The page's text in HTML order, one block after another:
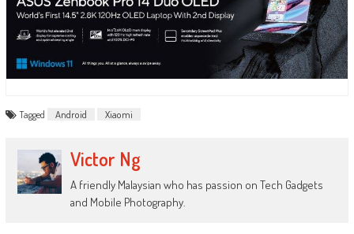
Tagged Android Xiaomi
Victor Ng
A friendly Malaysian who has passion on Tech Gadgets
and Mobile Photography.